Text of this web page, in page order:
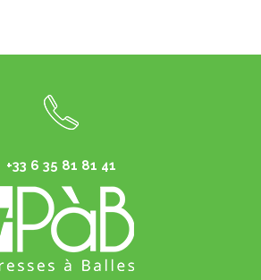
+33 6 35 81 81 41